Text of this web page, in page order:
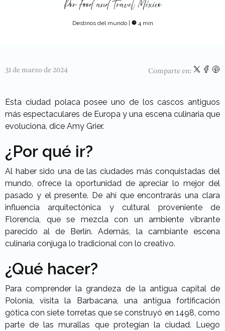
Por Food and Travel México
Destinos del mundo | 4 min
31 de marzo de 2024 Comparte en:
Esta ciudad polaca posee uno de los cascos antiguos
más espectaculares de Europa y una escena culinaria que
evoluciona, dice Amy Grier.
¿Por qué ir?
Al haber sido una de las ciudades más conquistadas del
mundo, ofrece la oportunidad de apreciar lo mejor del
pasado y el presente. De ahí que encontrarás una clara
influencia arquitectónica y cultural proveniente de
Florencia, que se mezcla con un ambiente vibrante
parecido al de Berlín. Además, la cambiante escena
culinaria conjuga lo tradicional con lo creativo.
¿Qué hacer?
Para comprender la grandeza de la antigua capital de
Polonia, visita la Barbacana, una antigua fortificación
gótica con siete torretas que se construyó en 1498, como
parte de las murallas que protegían la ciudad. Luego